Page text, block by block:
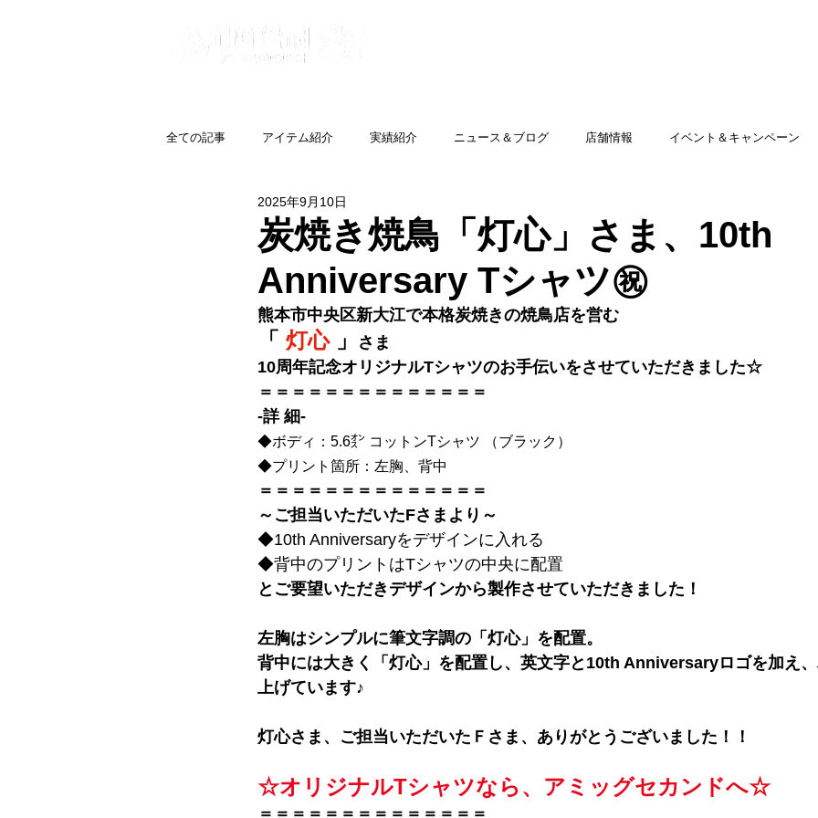
全ての記事 アイテム紹介 実績紹介 ニュース＆ブログ 店舗情報 イベント＆キャンペーン
炭焼き焼鳥「灯心」さま、10th
Anniversary Tシャツ㊗
2025年9月10日
熊本市中央区新大江で本格炭焼きの焼鳥店を営む
「 灯心 」
さま
10周年記念オリジナルTシャツのお手伝いをさせていただきました☆
＝＝＝＝＝＝＝＝＝＝＝＝＝＝
-詳 細-
◆ボディ：5.6㌉ コットンTシャツ （ブラック）
◆プリント箇所：左胸、背中
＝＝＝＝＝＝＝＝＝＝＝＝＝＝
～ご担当いただいたFさまより～
◆10th Anniversaryをデザインに入れる
◆背中のプリントはTシャツの中央に配置
とご要望いただきデザインから製作させていただきました！
左胸はシンプルに筆文字調の「灯心」を配置。
背中には大きく「灯心」を配置し、英文字と10th Anniversaryロゴを加え
上げています♪
灯心さま 、ご担当いただいたＦさま、ありがとうございました！！
☆オリジナルTシャツなら、アミッグセカンドへ☆
＝＝＝＝＝＝＝＝＝＝＝＝＝＝